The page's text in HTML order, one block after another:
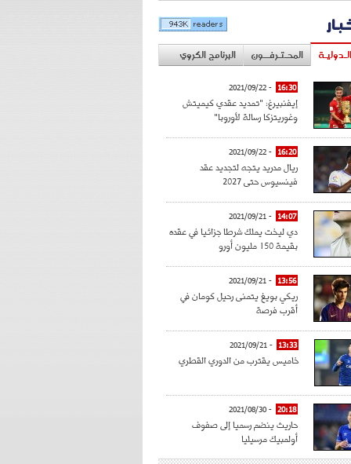
المحـتـرفــون البرنامج الكروي
16:30
- 2021/09/22
إيفنبيرغ: "تمديد عقدي كيميتش
وغوريتزكا رسالة لأوروبا"
16:20
- 2021/09/22
ريال مدريد يتجه لتجديد عقد
فينسيوس حتى 2027
14:07
- 2021/09/21
دي ليخت يملك شرطا جزائيا في عقده
بقيمة 150 مليون أورو
13:56
- 2021/09/21
ريكي بويغ يتمنى رحيل كومان في
أقرب فرصة
13:33
- 2021/09/21
خاميس يقترب من الدوري القطري
20:18
- 2021/08/30
حاريث ينضم رسميا إلى صفوف
أولمبيك مرسيليا